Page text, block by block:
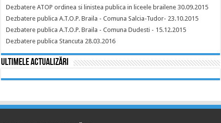
Dezbatere ATOP ordinea si linistea publica in liceele brailene 30.09.2015
Dezbatere publica A.T.O.P. Braila - Comuna Salcia-Tudor- 23.10.2015
Dezbatere publica A.T.O.P. Braila - Comuna Dudesti - 15.12.2015
Dezbatere publica Stancuta 28.03.2016
Ultimele actualizări